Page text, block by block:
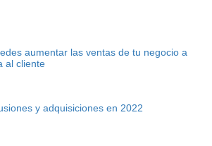
aumentar las ventas de tu negocio a
al cliente
y adquisiciones en 2022